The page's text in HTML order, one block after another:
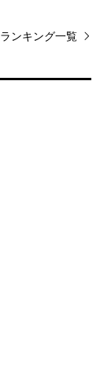
ランキング一覧